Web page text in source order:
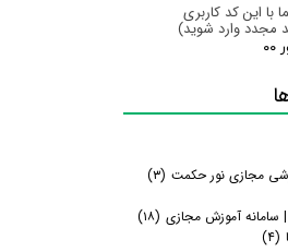
این کد کاربری
مجدد وارد شوید)
مجازی نور حکمت (۳)
سامانه آموزش مجازی (۱۸)
(۴)